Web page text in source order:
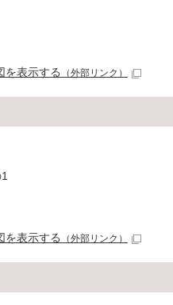
を表示する （外部リンク）
を表示する （外部リンク）